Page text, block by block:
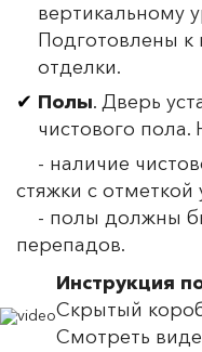
вертикальному
Подготовлены к
отделки.
Полы. Дверь
чистового
- наличие
стяжки с отметкой
- полы должны
перепадов.
Инструкция
Скрытый
Смотреть